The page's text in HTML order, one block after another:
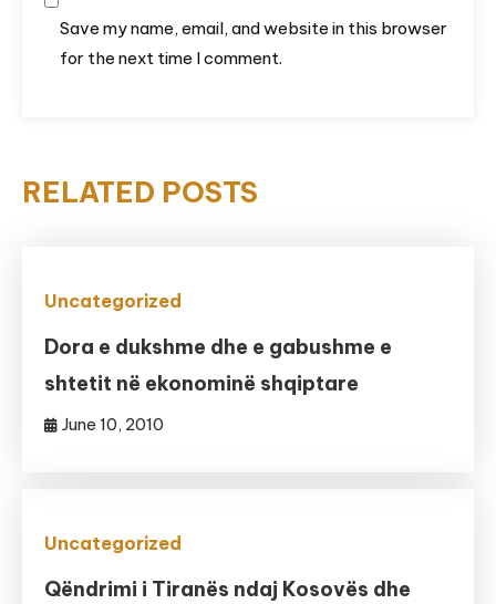
Save my name, email, and website in this browser
for the next time I comment.
RELATED POSTS
Uncategorized
Dora e dukshme dhe e gabushme e
shtetit në ekonominë shqiptare
June 10, 2010
Uncategorized
Qëndrimi i Tiranës ndaj Kosovës dhe